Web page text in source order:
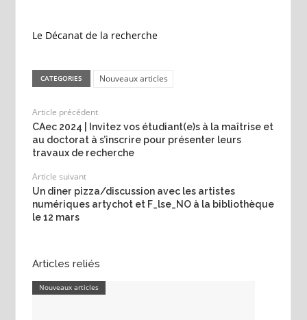
Le Décanat de la recherche
CATEGORIES Nouveaux articles
Article précédent
CAec 2024 | Invitez vos étudiant(e)s à la maîtrise et
au doctorat à s’inscrire pour présenter leurs
travaux de recherche
Article suivant
Un diner pizza/discussion avec les artistes
numériques artychot et F_lse_NO à la bibliothèque
le 12 mars
Articles reliés
Nouveaux articles